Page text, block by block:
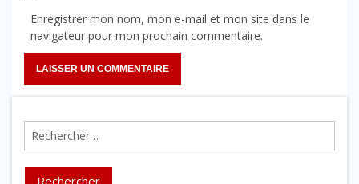
Enregistrer mon nom, mon e-mail et mon site dans le
navigateur pour mon prochain commentaire.
Rechercher :